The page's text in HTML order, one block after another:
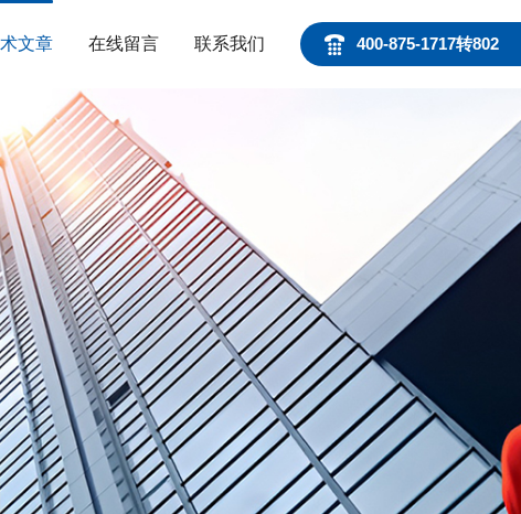
400-875-1717转802
文章 在线留言 联系我们